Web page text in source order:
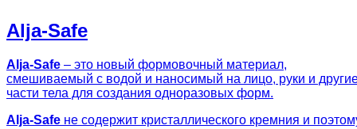
Alja-Safe
Alja-Safe – это новый формовочный материал,
смешиваемый с водой и наносимый на лицо, руки и
части тела для создания одноразовых форм.
Alja-Safe не содержит кристаллического кремния и